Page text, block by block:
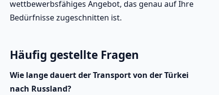
wettbewerbsfähiges Angebot, das genau auf Ihre
Bedürfnisse zugeschnitten ist.
Häufig gestellte Fragen
Wie lange dauert der Transport von der Türkei
nach Russland?